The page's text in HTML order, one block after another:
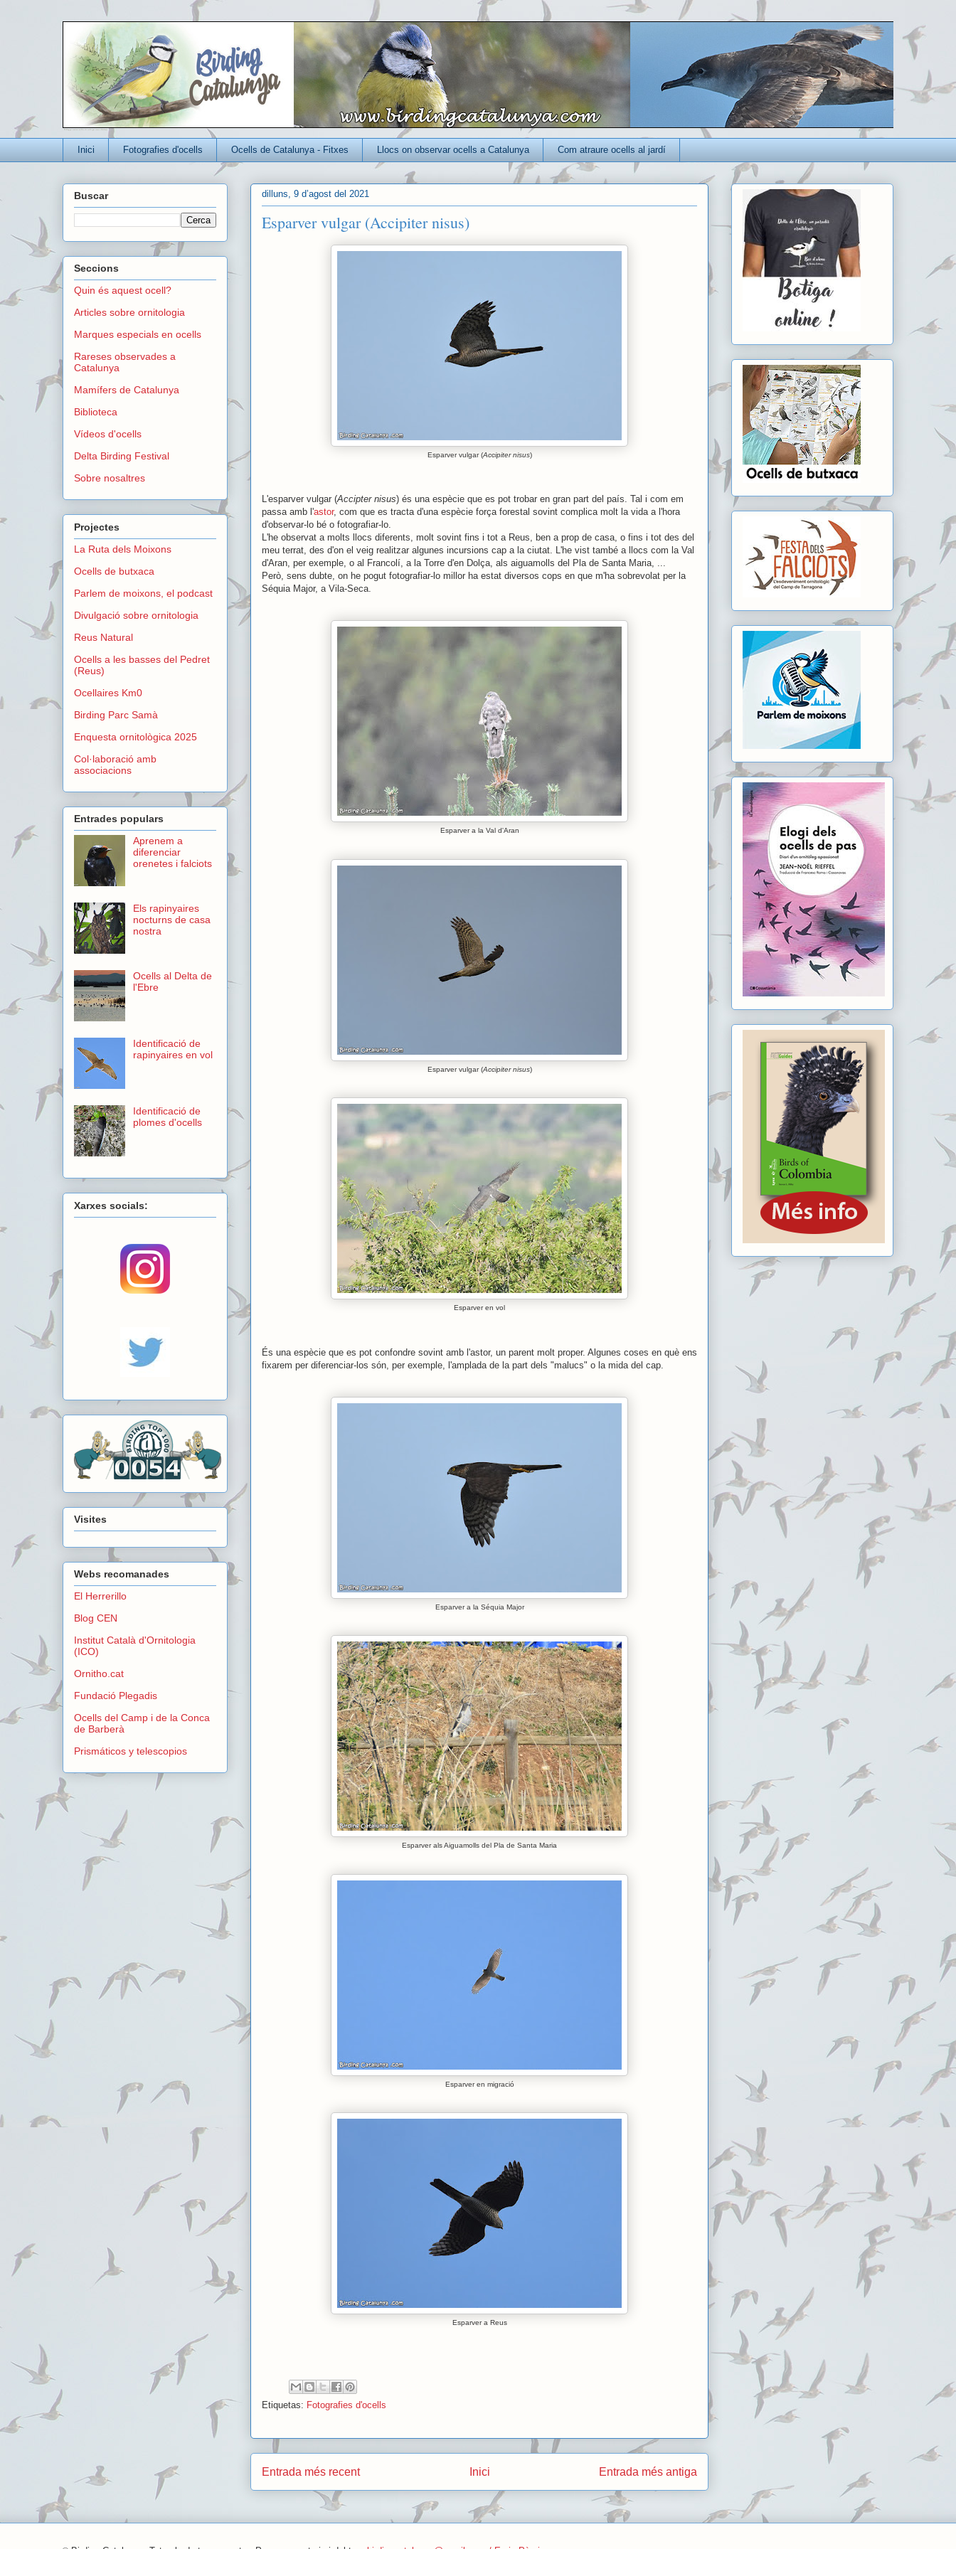
Un blog per conèixer millor els ocells que viuen a Catalunya
Inici Fotografies d'ocells Ocells de Catalunya - Fitxes Llocs on observar ocells a Catalunya Com atraure ocells al jardí
dilluns, 9 d’agost del 2021
Esparver vulgar (Accipiter nisus)
Esparver vulgar (Accipiter nisus)
L'esparver vulgar (Accipter nisus) és una espècie que es pot trobar en gran part del país. Tal i com em
passa amb l'astor, com que es tracta d'una espècie força forestal sovint complica molt la vida a l'hora
d'observar-lo bé o fotografiar-lo.
L'he observat a molts llocs diferents, molt sovint fins i tot a Reus, ben a prop de casa, o fins i tot des del
meu terrat, des d'on el veig realitzar algunes incursions cap a la ciutat. L'he vist també a llocs com la Val
d'Aran, per exemple, o al Francolí, a la Torre d'en Dolça, als aiguamolls del Pla de Santa Maria, ...
Però, sens dubte, on he pogut fotografiar-lo millor ha estat diversos cops en que m'ha sobrevolat per la
Séquia Major, a Vila-Seca.
Esparver a la Val d'Aran
Esparver vulgar (Accipiter nisus)
Esparver en vol
És una espècie que es pot confondre sovint amb l'astor, un parent molt proper. Algunes coses en què ens
fixarem per diferenciar-los són, per exemple, l'amplada de la part dels "malucs" o la mida del cap.
Esparver a la Séquia Major
Esparver als Aiguamolls del Pla de Santa Maria
Esparver en migració
Esparver a Reus
Etiquetas: Fotografies d'ocells
Entrada més recent Entrada més antiga
Inici
Buscar
Seccions
Quin és aquest ocell?
Articles sobre ornitologia
Marques especials en ocells
Rareses observades a
Catalunya
Mamífers de Catalunya
Biblioteca
Vídeos d'ocells
Delta Birding Festival
Sobre nosaltres
Projectes
La Ruta dels Moixons
Ocells de butxaca
Parlem de moixons, el podcast
Divulgació sobre ornitologia
Reus Natural
Ocells a les basses del Pedret
(Reus)
Ocellaires Km0
Birding Parc Samà
Enquesta ornitològica 2025
Col·laboració amb
associacions
Entrades populars
Aprenem a
diferenciar
orenetes i falciots
Els rapinyaires
nocturns de casa
nostra
Ocells al Delta de
l'Ebre
Identificació de
rapinyaires en vol
Identificació de
plomes d'ocells
Xarxes socials:
Visites
Webs recomanades
El Herrerillo
Blog CEN
Institut Català d'Ornitologia
(ICO)
Ornitho.cat
Fundació Plegadis
Ocells del Camp i de la Conca
de Barberà
Prismáticos y telescopios